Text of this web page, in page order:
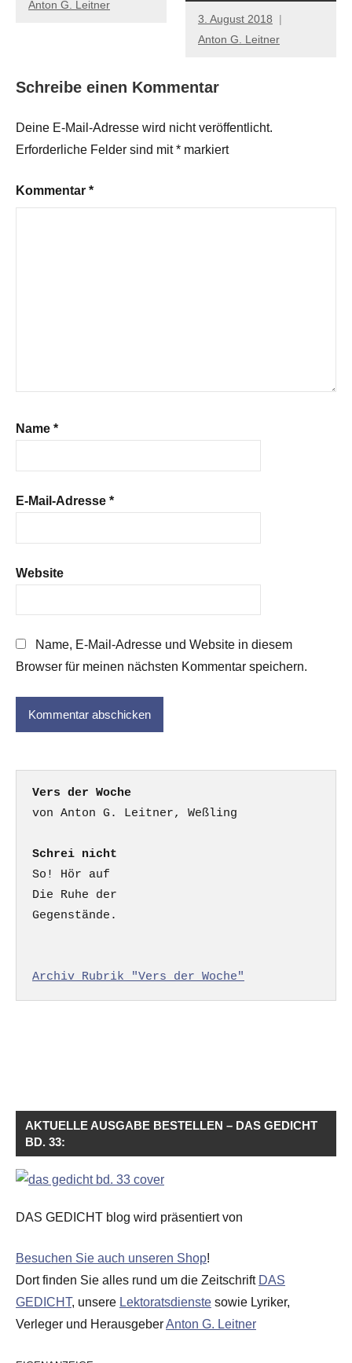
Anton G. Leitner
3. August 2018
Anton G. Leitner
Schreibe einen Kommentar
Deine E-Mail-Adresse wird nicht veröffentlicht.
Erforderliche Felder sind mit* markiert
Kommentar *
Name *
E-Mail-Adresse *
Website
Name, E-Mail-Adresse und Website in diesem
Browser für meinen nächsten Kommentar speichern.
Vers der Woche
Schrei nicht
So! Hör auf
Die Ruhe der
Gegenstände.
Archiv Rubrik "Vers der Woche"
AKTUELLE AUSGABE BESTELLEN – DAS GEDICHT
BD. 33:
DAS GEDICHT blog wird präsentiert von
Besuchen Sie auch unseren Shop!
Dort finden Sie alles rund um die Zeitschrift DAS
GEDICHT, unsere Lektoratsdienste sowie Lyriker,
Verleger und HerausgeberAnton G. Leitner